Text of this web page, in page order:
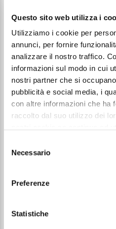
Questo sito web utilizza i
Utilizziamo i cookie per
annunci, per fornire
analizzare il nostro traffico.
informazioni sul modo in cui
nostri partner che si
pubblicità e social media, i
con altre informazioni che ha
raccolto dal suo utilizzo dei
delNecessario
Preferenze
Statistiche
Facebook
WhatsApp
35Ml Elixir
Halbea Spell Obsession 13
insinua lentamente e poi
fuga.
Il nome racconta
fascino esotico che
rimane.
FRAGRANZA
L’apertura di Spell
cremoso e succoso, ricco
vellutate.